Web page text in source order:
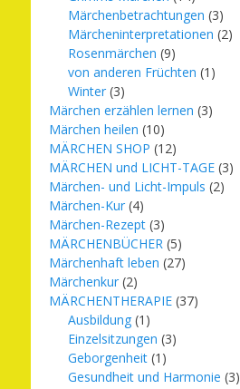
Märchenbetrachtungen (3)
Märcheninterpretationen (2)
Rosenmärchen (9)
von anderen Früchten (1)
Winter (3)
Märchen erzählen lernen (3)
Märchen heilen (10)
MÄRCHEN SHOP (12)
MÄRCHEN und LICHT-TAGE (3)
Märchen- und Licht-Impuls (2)
Märchen-Kur (4)
Märchen-Rezept (3)
MÄRCHENBÜCHER (5)
Märchenhaft leben (27)
Märchenkur (2)
MÄRCHENTHERAPIE (37)
Ausbildung (1)
Einzelsitzungen (3)
Geborgenheit (1)
Gesundheit und Harmonie (3)